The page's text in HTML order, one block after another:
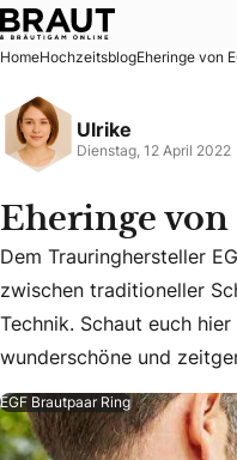
Eheringe von EGF
HomeHochzeitsblogEheringe von
Ulrike
Dienstag, 12 April 2022
Eheringe von
Dem Trauringhersteller
Dem Trauringhersteller
zwischen traditioneller
Technik. Schaut euch
wunderschöne und
EGF Brautpaar Ring